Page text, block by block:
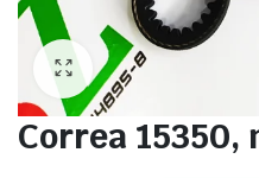
Correa 15350,